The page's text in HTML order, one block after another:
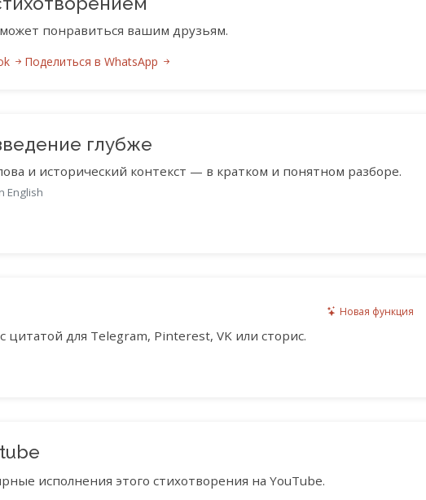
понравиться вашим друзьям.
Поделиться в WhatsApp
глубже
и исторический контекст — в кратком и понятном разборе.
English
Новая функция
цитатой для Telegram, Pinterest, VK или сторис.
исполнения этого стихотворения на YouTube.